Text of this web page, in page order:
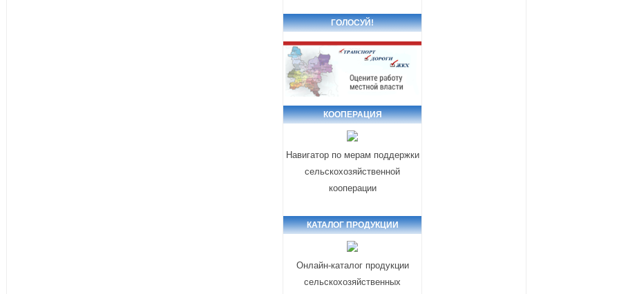
ГОЛОСУЙ!
КООПЕРАЦИЯ
Навигатор по мерам поддержки
сельскохозяйственной
кооперации
КАТАЛОГ ПРОДУКЦИИ
Онлайн-каталог продукции
сельскохозяйственных